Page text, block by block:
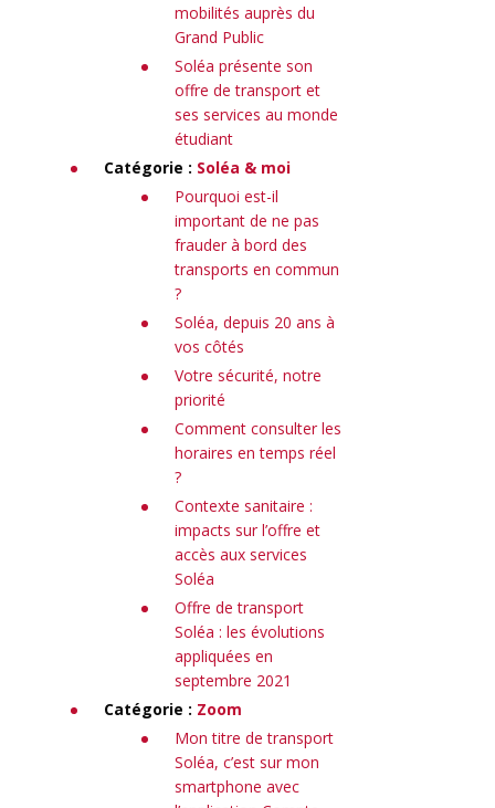
mobilités auprès du
Grand Public
Soléa présente son
offre de transport et
ses services au monde
étudiant
Catégorie : Soléa & moi
Pourquoi est-il
important de ne pas
frauder à bord des
transports en commun
?
Soléa, depuis 20 ans à
vos côtés
Votre sécurité, notre
priorité
Comment consulter les
horaires en temps réel
?
Contexte sanitaire :
impacts sur l’offre et
accès aux services
Soléa
Offre de transport
Soléa : les évolutions
appliquées en
septembre 2021
Catégorie : Zoom
Mon titre de transport
Soléa, c’est sur mon
smartphone avec